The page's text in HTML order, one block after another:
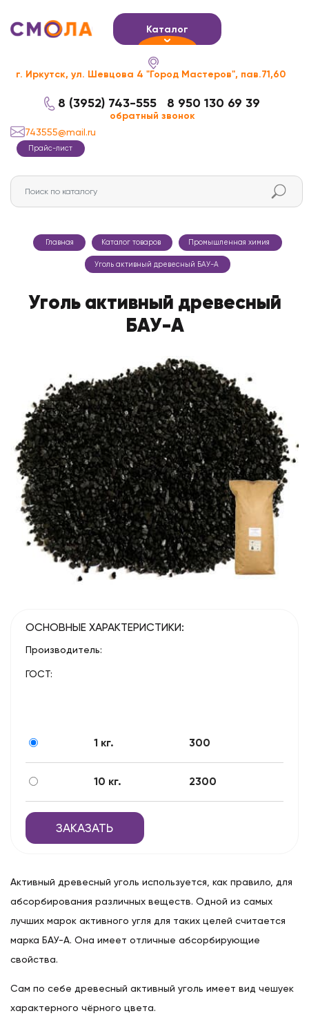
Каталог
г. Иркутск, ул. Шевцова 4 "Город Мастеров", пав.71,60
8 (3952) 743-555 8 950 130 69 39
обратный звонок
743555@mail.ru
Прайс-лист
Главная Каталог товаров Промышленная химия
Уголь активный древесный БАУ-А
Уголь активный древесный
БАУ-А
ОСНОВНЫЕ ХАРАКТЕРИСТИКИ:
Производитель:
ГОСТ:
1 кг. 300
10 кг. 2300
ЗАКАЗАТЬ
Активный древесный уголь используется, как правило, для
абсорбирования различных веществ. Одной из самых
лучших марок активного угля для таких целей считается
марка БAУ-A. Она имеет отличные абсорбирующие
свойства.
Сам по себе древесный активный уголь имеет вид чешуек
характерного чёрного цвета.